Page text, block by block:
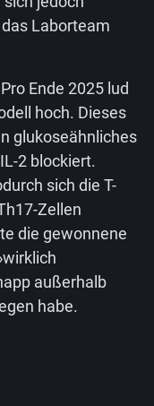
Laborteam
Ende 2025 lud
hoch. Dieses
glukoseähnliches
2 blockiert.
sich die T-
Zellen
die gewonnene
außerhalb
habe.